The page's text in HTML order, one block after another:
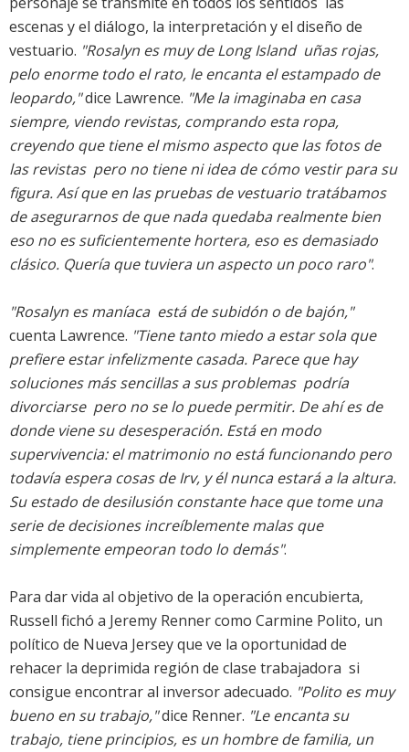
escenas y el diálogo, la interpretación y el diseño de
vestuario. "Rosalyn es muy de Long Island  uñas rojas,
pelo enorme todo el rato, le encanta el estampado de
leopardo,"dice Lawrence. "Me la imaginaba en casa
siempre, viendo revistas, comprando esta ropa,
creyendo que tiene el mismo aspecto que las fotos de
las revistas  pero no tiene ni idea de cómo vestir para su
figura. Así que en las pruebas de vestuario tratábamos
de asegurarnos de que nada quedaba realmente bien 
eso no es suficientemente hortera, eso es demasiado
clásico. Quería que tuviera un aspecto un poco raro".
"Rosalyn es maníaca  está de subidón o de bajón,"
cuenta Lawrence. "Tiene tanto miedo a estar sola que
prefiere estar infelizmente casada. Parece que hay
soluciones más sencillas a sus problemas  podría
divorciarse  pero no se lo puede permitir. De ahí es de
donde viene su desesperación. Está en modo
supervivencia: el matrimonio no está funcionando pero
todavía espera cosas de Irv, y él nunca estará a la altura.
Su estado de desilusión constante hace que tome una
serie de decisiones increíblemente malas que
simplemente empeoran todo lo demás".
Para dar vida al objetivo de la operación encubierta,
Russell fichó a Jeremy Renner como Carmine Polito, un
político de Nueva Jersey que ve la oportunidad de
rehacer la deprimida región de clase trabajadora  si
consigue encontrar al inversor adecuado. "Polito es muy
bueno en su trabajo,"dice Renner. "Le encanta su
trabajo, tiene principios, es un hombre de familia, un